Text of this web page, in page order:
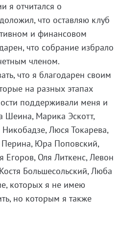
я отчитался о
что оставляю клуб
и финансовом
что собрание избрало
членом.
что я благодарен своим
на разных этапах
поддерживали меня и
Шеина, Марика Эскотт,
Люся Токарева,
Перина, Юра Поповский,
Егоров, Оля Литкенс, Левон
Большесольский, Люба
которых я не имею
но которым я также